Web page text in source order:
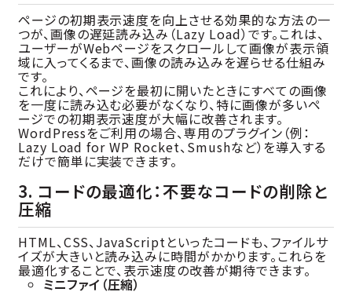
ページの初期表示速度を向上させる効果的な方法の一
つが、画像の遅延読み込み（Lazy Load）です。これは、
ユーザーがWebページをスクロールして画像が表示領
域に入ってくるまで、画像の読み込みを遅らせる仕組み
です。
これにより、ページを最初に開いたときにすべての画像
を一度に読み込む必要がなくなり、特に画像が多いペ
ージでの初期表示速度が大幅に改善されます。
WordPressをご利用の場合、専用のプラグイン（例：
Lazy Load for WP Rocket、Smushなど）を導入する
だけで簡単に実装できます。
3. コードの最適化：不要なコードの削除と
圧縮
HTML、CSS、JavaScriptといったコードも、ファイルサ
イズが大きいと読み込みに時間がかかります。これらを
最適化することで、表示速度の改善が期待できます。
ミニファイ（圧縮）